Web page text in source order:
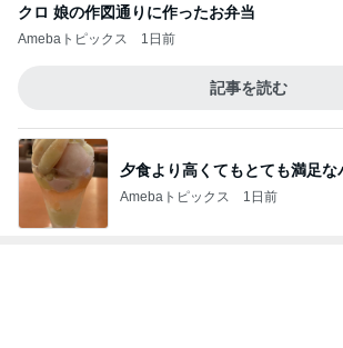
クロ 娘の作図通りに作ったお弁当
Amebaトピックス 1日前
記事を読む
夕食より高くてもとても満足な
Amebaトピックス 1日前